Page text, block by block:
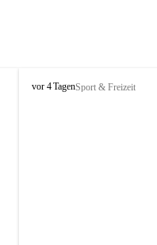
S
vor 4 TagenSport & Freizeit